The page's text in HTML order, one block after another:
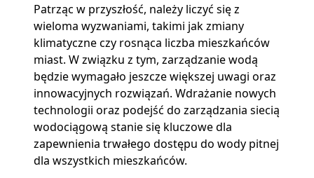
Patrząc w przyszłość, należy liczyć się z
wieloma wyzwaniami, takimi jak zmiany
klimatyczne czy rosnąca liczba mieszkańców
miast. W związku z tym, zarządzanie wodą
będzie wymagało jeszcze większej uwagi oraz
innowacyjnych rozwiązań. Wdrażanie nowych
technologii oraz podejść do zarządzania siecią
wodociągową stanie się kluczowe dla
zapewnienia trwałego dostępu do wody pitnej
dla wszystkich mieszkańców.